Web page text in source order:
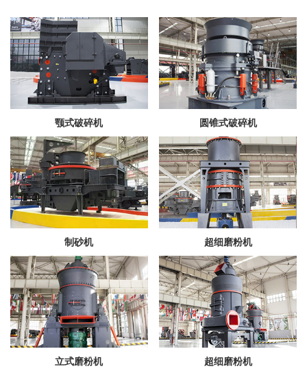
颚式破碎机 圆锥式破碎机
制砂机 超细磨粉机
立式磨粉机 超细磨粉机